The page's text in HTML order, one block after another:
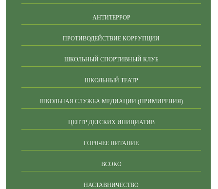
АНТИТЕРРОР
ПРОТИВОДЕЙСТВИЕ КОРРУПЦИИ
ШКОЛЬНЫЙ СПОРТИВНЫЙ КЛУБ
ШКОЛЬНЫЙ ТЕАТР
ШКОЛЬНАЯ СЛУЖБА МЕДИАЦИИ (ПРИМИРЕНИЯ)
ЦЕНТР ДЕТСКИХ ИНИЦИАТИВ
ГОРЯЧЕЕ ПИТАНИЕ
ВСОКО
НАСТАВНИЧЕСТВО